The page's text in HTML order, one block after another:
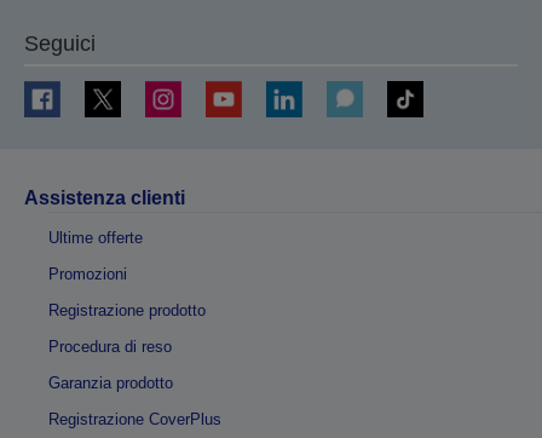
Seguici
Assistenza clienti
Ultime offerte
Promozioni
Registrazione prodotto
Procedura di reso
Garanzia prodotto
Registrazione CoverPlus